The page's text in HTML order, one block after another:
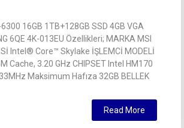
16GB 1TB+128GB SSD 4GB VGA
6QE 4K-013EU Özellikleri; MARKA MSI
Intel® Core™ Skylake İŞLEMCİ MODELİ
Cache, 3.20 GHz CHIPSET Intel HM170
Maksimum Hafıza 32GB BELLEK
Read More